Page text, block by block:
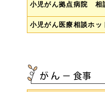
小児がん拠点病院 相
小児がん医療相談ホッ